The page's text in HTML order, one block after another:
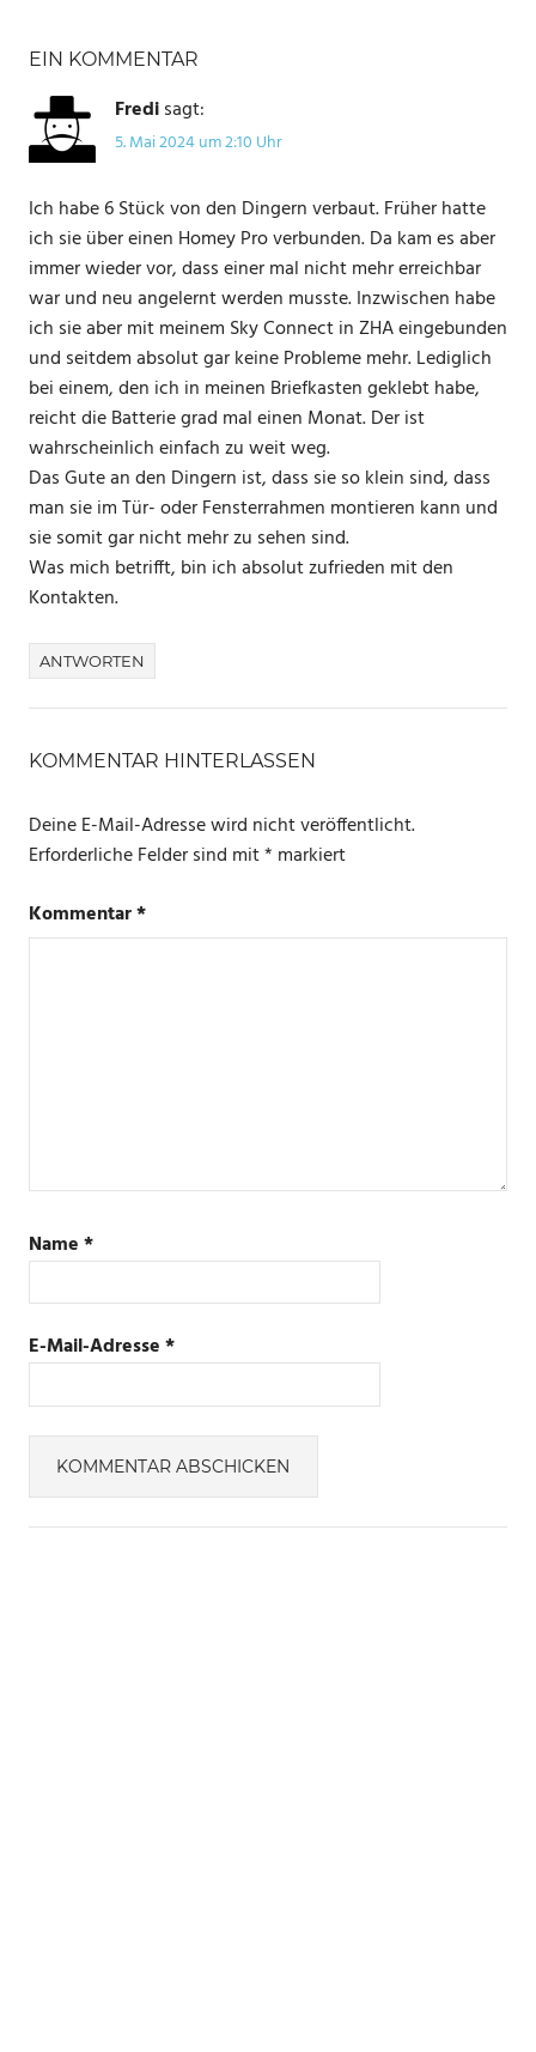
AQARA
FENSTERSENSOR
TÜRSENSOR
EIN KOMMENTAR
Fredisagt:
5. Mai 2024 um 2:10 Uhr
Ich habe 6 Stück von den Dingern verbaut. Früher hatte
ich sie über einen Homey Pro verbunden. Da kam es aber
immer wieder vor, dass einer mal nicht mehr erreichbar
war und neu angelernt werden musste. Inzwischen habe
ich sie aber mit meinem Sky Connect in ZHA eingebunden
und seitdem absolut gar keine Probleme mehr. Lediglich
bei einem, den ich in meinen Briefkasten geklebt habe,
reicht die Batterie grad mal einen Monat. Der ist
wahrscheinlich einfach zu weit weg.
Das Gute an den Dingern ist, dass sie so klein sind, dass
man sie im Tür- oder Fensterrahmen montieren kann und
sie somit gar nicht mehr zu sehen sind.
Was mich betrifft, bin ich absolut zufrieden mit den
Kontakten.
ANTWORTEN
KOMMENTAR HINTERLASSEN
Deine E-Mail-Adresse wird nicht veröffentlicht.
Erforderliche Felder sind mit* markiert
Kommentar*
Name*
E-Mail-Adresse*